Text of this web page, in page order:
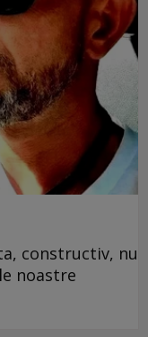
constructiv, nu
noastre